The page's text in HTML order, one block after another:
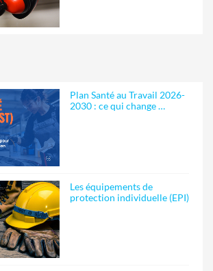
Plan Santé au Travail 2026-
2030 : ce qui change …
Les équipements de
protection individuelle (EPI)